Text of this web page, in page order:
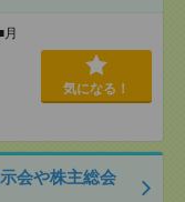
気になる！
会や株主総会